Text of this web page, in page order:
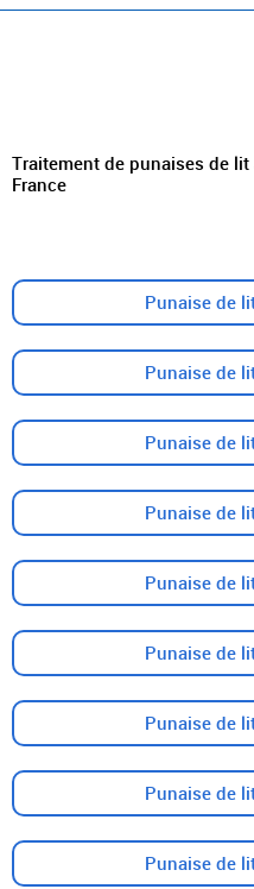
Traitement de punaises de
France
Punaise de
Punaise de
Punaise de
Punaise de
Punaise de
Punaise de
Punaise de
Punaise de
Punaise de